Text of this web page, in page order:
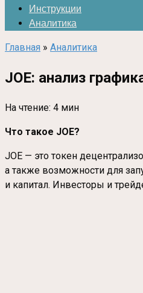
Инструкции
Аналитика
Главная » Аналитика
JOE: анализ
На чтение: 4 мин
Что такое JOE?
JOE — это токен
а также возможности для
и капитал. Инвесторы и